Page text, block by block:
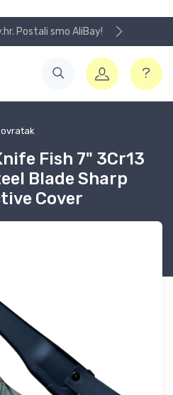
Postali smo AliBay!
Fish 7" 3Cr13
Blade Sharp
Cover